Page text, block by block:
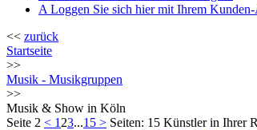
A Loggen Sie sich hier mit Ihrem
<< zurück
Startseite
>>
Musik - Musikgruppen
>>
Musik & Show in Köln
Seite 2 < 1 23...15 > Seiten: 15 Künstler in Ihrer